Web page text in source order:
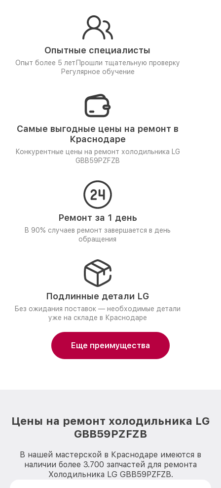
Опытные специалисты
Опыт более 5 лет Прошли тщательную проверку
Регулярное обучение
Самые выгодные цены на ремонт в
Краснодаре
Конкурентные цены на ремонт холодильника LG
GBB59PZFZB
Ремонт за 1 день
В 90% случаев ремонт завершается в день
обращения
Подлинные детали LG
Без ожидания поставок — необходимые детали
уже на складе в Краснодаре
Еще преимущества
Цены на ремонт холодильника LG
GBB59PZFZB
В нашей мастерской в Краснодаре имеются в
наличии более 3.700 запчастей для ремонта
Холодильника LG GBB59PZFZB.